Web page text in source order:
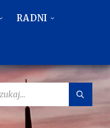
RADNI